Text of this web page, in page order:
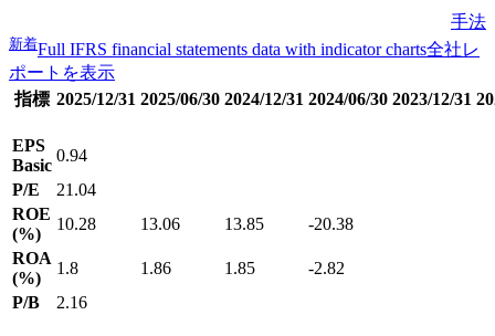
手法
新着Full IFRS financial statements data with indicator charts全社レ
ポートを表示
指標 2025/12/31 2025/06/30 2024/12/31 2024/06/30 2023/12/31
EPS
Basic
0.94
P/E
21.04
ROE
(%)
10.28 13.06 13.85
-20.38
ROA
(%)
1.8 1.86 1.85
-2.82
P/B
2.16